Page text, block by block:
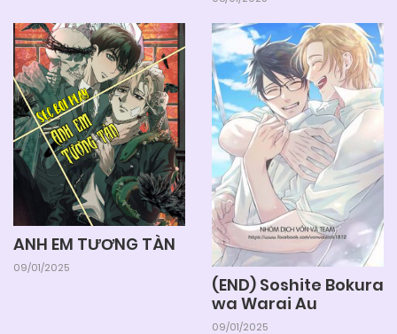
ANH EM TƯƠNG TÀN
09/01/2025
(END) Soshite Bokura
wa Warai Au
09/01/2025